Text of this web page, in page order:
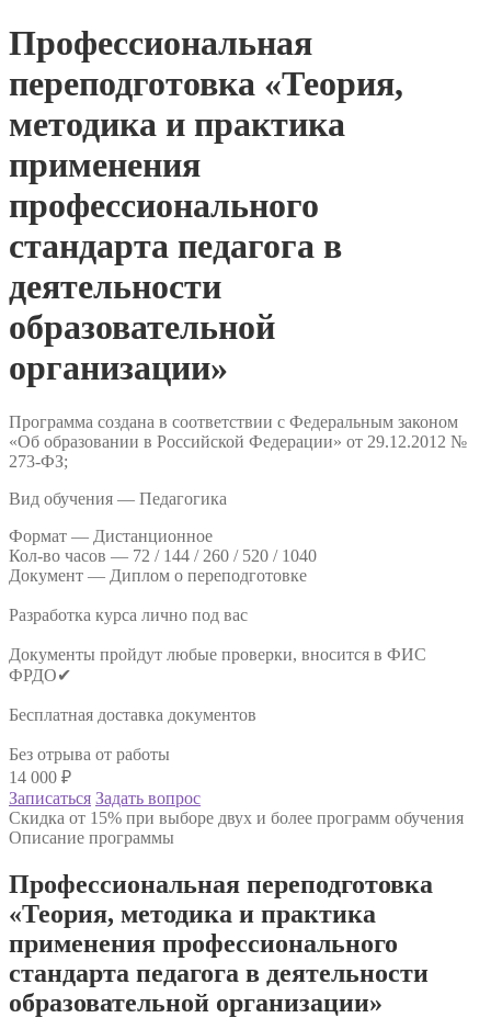
Профессиональная
переподготовка «Теория,
методика и практика
применения
профессионального
стандарта педагога в
деятельности
образовательной
организации»
Программа создана в соответствии с Федеральным законом
«Об образовании в Российской Федерации» от 29.12.2012 №
273-ФЗ;
Вид обучения — Педагогика
Формат — Дистанционное
Кол-во часов — 72 / 144 / 260 / 520 / 1040
Документ — Диплом о переподготовке
Разработка курса лично под вас
Документы пройдут любые проверки, вносится в ФИС
ФРДО✔
Бесплатная доставка документов
Без отрыва от работы
14 000 ₽
Записаться Задать вопрос
Скидка от 15% при выборе двух и более программ обучения
Описание программы
Профессиональная переподготовка
«Теория, методика и практика
применения профессионального
стандарта педагога в деятельности
образовательной организации»